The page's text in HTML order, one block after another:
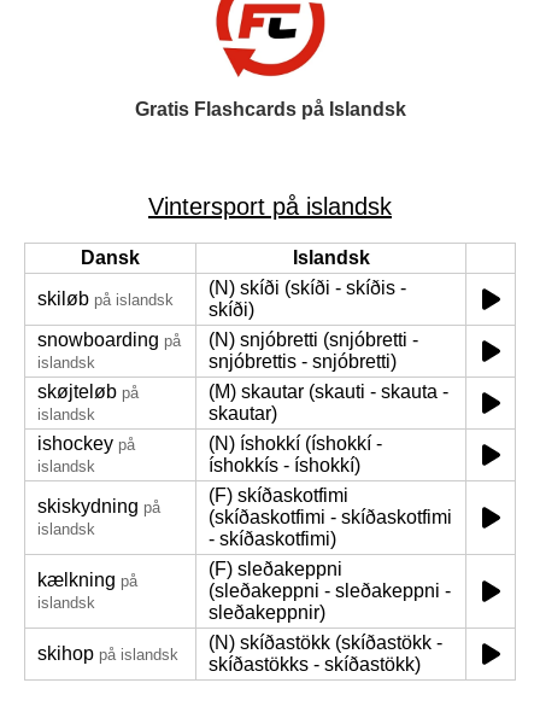
Gratis Flashcards på Islandsk
Vintersport på islandsk
Dansk
Islandsk
skiløb på islandsk
(N) skíði (skíði - skíðis -
skíði)
snowboarding på
islandsk
(N) snjóbretti (snjóbretti -
snjóbrettis - snjóbretti)
skøjteløb på
islandsk
(M) skautar (skauti - skauta -
skautar)
ishockey på
islandsk
(N) íshokkí (íshokkí -
íshokkís - íshokkí)
skiskydning på
islandsk
(F) skíðaskotfimi
(skíðaskotfimi - skíðaskotfimi
- skíðaskotfimi)
kælkning på
islandsk
(F) sleðakeppni
(sleðakeppni - sleðakeppni -
sleðakeppnir)
skihop på islandsk
(N) skíðastökk (skíðastökk -
skíðastökks - skíðastökk)